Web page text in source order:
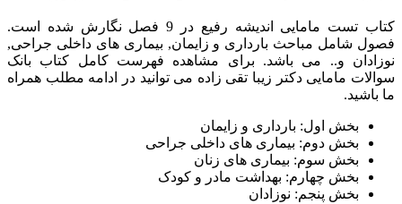
کتاب تست مامایی اندیشه رفیع در 9 فصل نگارش شده است.
فصول شامل مباحث بارداری و زایمان, بیماری های داخلی جراحی,
نوزادان و.. می باشد. برای مشاهده فهرست کامل کتاب بانک
سوالات مامایی دکتر زیبا تقی زاده می توانید در ادامه مطلب همراه
ما باشید.
بخش اول: بارداری و زایمان
بخش دوم: بیماری های داخلی جراحی
بخش سوم: بیماری های زنان
بخش چهارم: بهداشت مادر و کودک
بخش پنجم: نوزادان